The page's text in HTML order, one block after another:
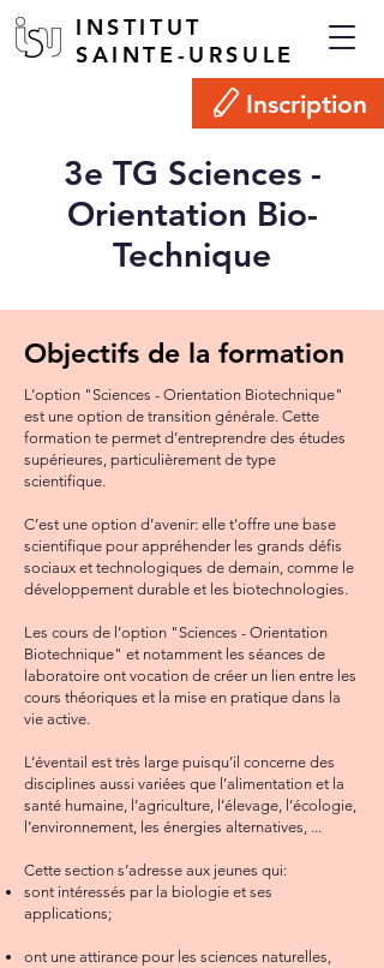
INSTITUT
SAINTE-URSULE
Inscription
3e TG Sciences -
Orientation Bio-
Technique
Objectifs de la formation
L’option "Sciences - Orientation Biotechnique"
est une option de transition générale. Cette
formation te permet d’entreprendre des études
supérieures, particulièrement de type
scientifique.
C’est une option d’avenir: elle t'offre une base
scientifique pour appréhender les grands défis
sociaux et technologiques de demain, comme le
développement durable et les biotechnologies.
Les cours de l’option "Sciences - Orientation
Biotechnique" et notamment les séances de
laboratoire ont vocation de créer un lien entre les
cours théoriques et la mise en pratique dans la
vie active.
L’éventail est très large puisqu’il concerne des
disciplines aussi variées que l’alimentation et la
santé humaine, l’agriculture, l’élevage, l’écologie,
l’environnement, les énergies alternatives, ...
Cette section s’adresse aux jeunes qui:
sont intéressés par la biologie et ses
applications;
ont une attirance pour les sciences naturelles,